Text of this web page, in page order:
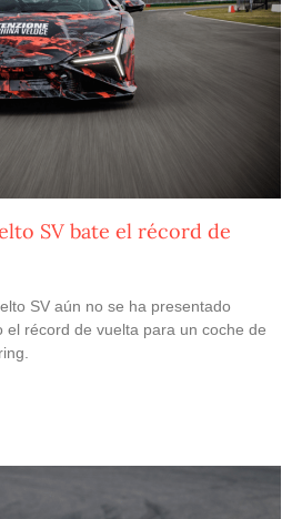
SV bate el récord de
SV aún no se ha presentado
el récord de vuelta para un coche de